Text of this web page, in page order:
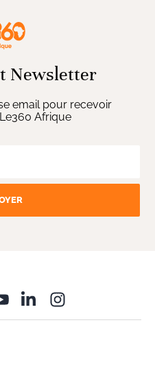
Newsletter
email pour recevoir
Afrique